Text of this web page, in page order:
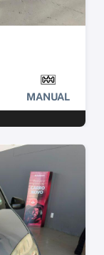
MANUAL